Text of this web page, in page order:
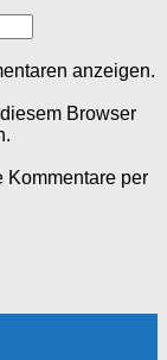
anzeigen.
Browser
Kommentare per